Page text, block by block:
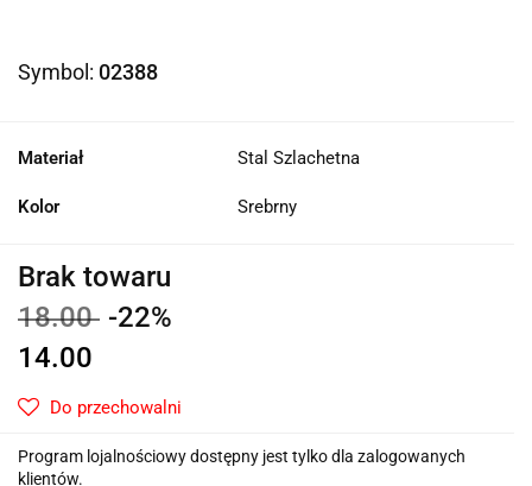
Symbol: 02388
Materiał Stal Szlachetna
Kolor Srebrny
Brak towaru
18.00 -22%
14.00
Do przechowalni
Program lojalnościowy dostępny jest tylko dla zalogowanych
klientów.